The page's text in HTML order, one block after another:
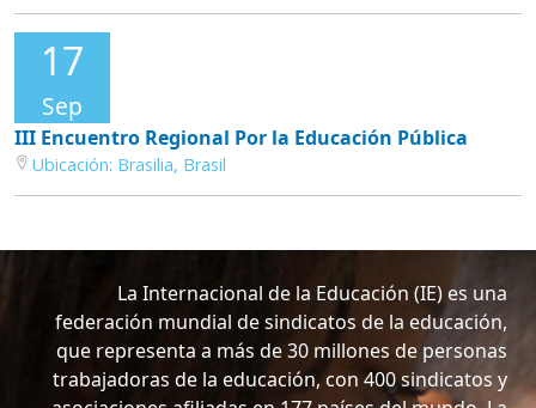
17
Sep
III Encuentro Regional Por la Educación Pública
Ubicación:Brasilia, Brasil
federación mundial de sindicatos de la educación,
que representa a más de 30 millones de personas
trabajadoras de la educación, con 400 sindicatos y
asociaciones afiliadas en 177 países del mundo. La